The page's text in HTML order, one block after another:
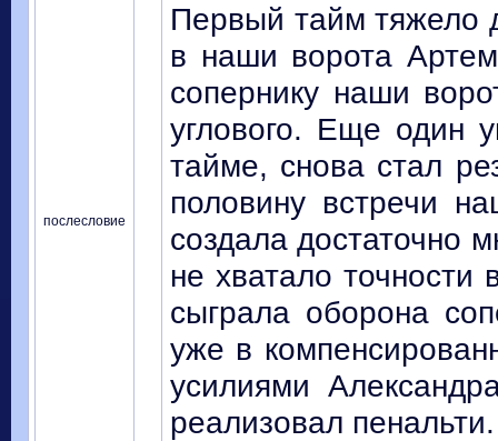
послесловие
Первый тайм тяжело
в наши ворота
сопернику наши
углового. Еще один
тайме, снова стал
половину встречи
создала достаточно
не хватало
сыграла оборона
уже в
усилиями
реализовал